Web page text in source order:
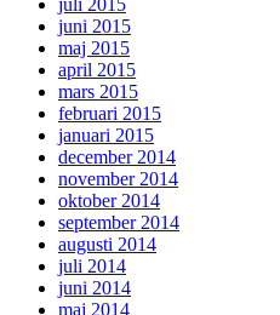
juli 2015
juni 2015
maj 2015
april 2015
mars 2015
februari 2015
januari 2015
december 2014
november 2014
oktober 2014
september 2014
augusti 2014
juli 2014
juni 2014
maj 2014